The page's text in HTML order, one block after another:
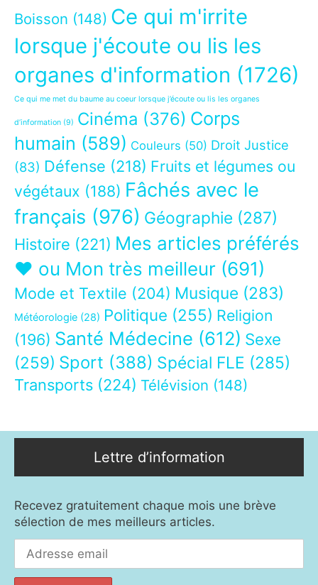
Boisson (148) Ce qui m'irrite
lorsque j'écoute ou lis les
organes d'information (1726)
Ce qui me met du baume au coeur lorsque j’écoute ou lis les organes
d’information (9) Cinéma (376) Corps
humain (589) Couleurs (50) Droit Justice
(83) Défense (218) Fruits et légumes ou
végétaux (188) Fâchés avec le
français (976) Géographie (287)
Histoire (221) Mes articles préférés
❤ ou Mon très meilleur (691)
Mode et Textile (204) Musique (283)
Météorologie (28) Politique (255) Religion
(196) Santé Médecine (612) Sexe
(259) Sport (388) Spécial FLE (285)
Transports (224) Télévision (148)
Lettre d’information
Recevez gratuitement chaque mois une brève
sélection de mes meilleurs articles.